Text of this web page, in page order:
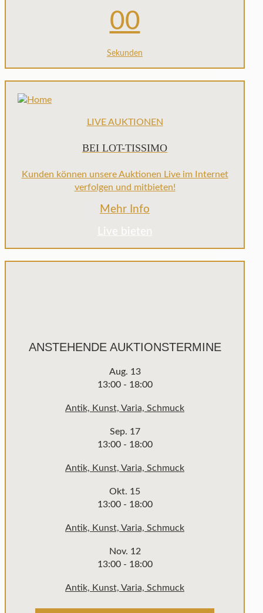
00
Sekunden
LIVE AUKTIONEN
BEI LOT-TISSIMO
Kunden können unsere Auktionen Live im Internet
verfolgen und mitbieten!
Mehr Info
Live bieten
ANSTEHENDE AUKTIONSTERMINE
Aug. 13
13:00- 18:00
Antik, Kunst, Varia, Schmuck
Sep. 17
13:00- 18:00
Antik, Kunst, Varia, Schmuck
Okt. 15
13:00- 18:00
Antik, Kunst, Varia, Schmuck
Nov. 12
13:00- 18:00
Antik, Kunst, Varia, Schmuck